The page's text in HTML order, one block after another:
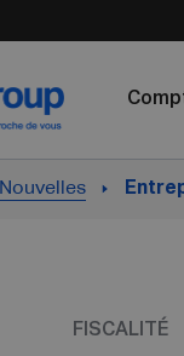
Nouvelles
FISCALITÉ